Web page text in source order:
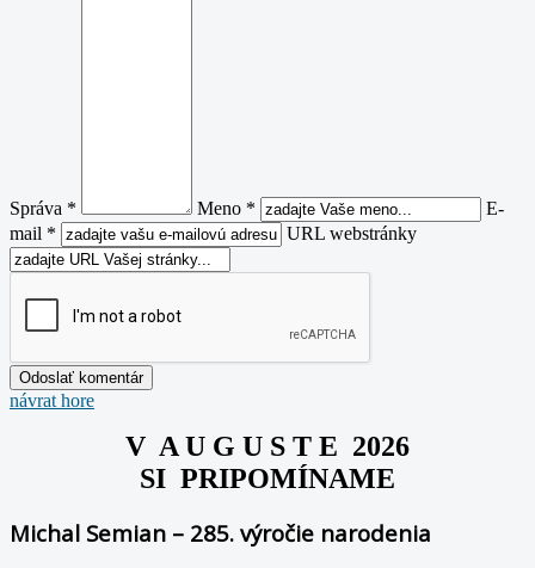
Správa * Meno *
E-
mail *
URL webstránky
návrat hore
V A U G U S T E 2026
SI PRIPOMÍNAME
Michal Semian – 285. výročie narodenia